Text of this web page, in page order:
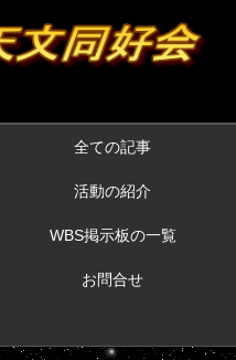
全ての記事
活動の紹介
WBS掲示板の一覧
お問合せ